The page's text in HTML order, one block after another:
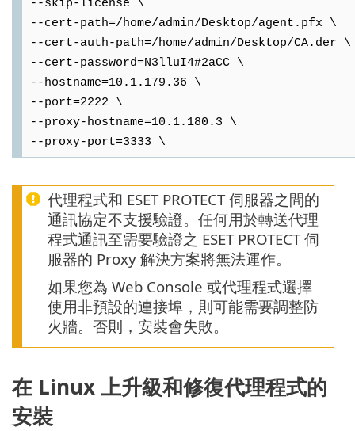
--skip-license \
--cert-path=/home/admin/Desktop/agent.pfx \
--cert-auth-path=/home/admin/Desktop/CA.der \
--cert-password=N3lluI4#2aCC \
--hostname=10.1.179.36 \
--port=2222 \
--proxy-hostname=10.1.180.3 \
--proxy-port=3333 \
代理程式和 ESET PROTECT 伺服器之間的
通訊協定不支援驗證。任何用於轉送代理
程式通訊至需要驗證之 ESET PROTECT 伺
服器的 Proxy 解決方案將無法運作。
如果您為 Web Console 或代理程式選擇
使用非預設的連接埠，則可能需要調整防
火牆。否則，安裝會失敗。
在 Linux 上升級和修復代理程式的
安裝